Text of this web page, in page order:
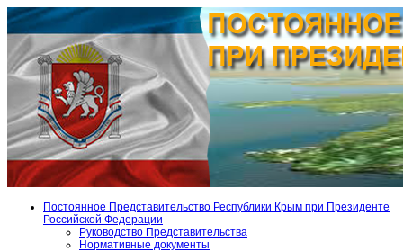
Постоянное Представительство Республики Крым при Президенте
Российской Федерации
Руководство Представительства
Нормативные документы